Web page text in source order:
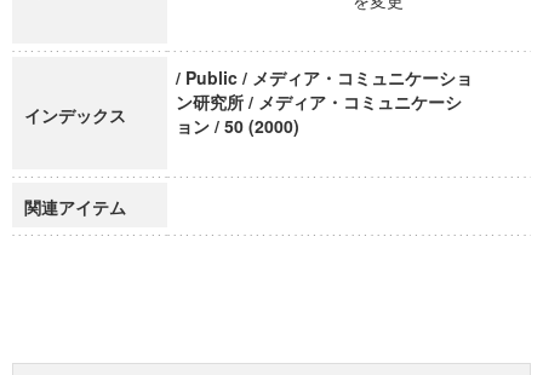
インデックス
/ Public / メディア・コミュニケーショ
ン研究所 / メディア・コミュニケーシ
ョン / 50 (2000)
関連アイテム